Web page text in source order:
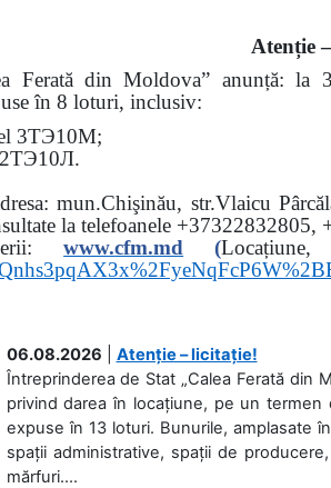
Atenție
Ferată din Moldova” anunță: la
în 8 loturi, inclusiv:
3ТЭ10М;
2ТЭ10Л.
mun.Chişinău, str.Vlaicu
la telefoanele +37322832805,
www.cfm.md (
06.08.2026
Atenție – licitație!
Întreprinderea de Stat „Calea Ferată din
privind darea în locațiune, pe un
expuse în 13 loturi. Bunurile, amplasate
spații administrative, spații de
mărfuri....